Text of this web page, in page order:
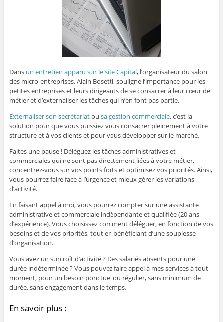
Dans un entretien apparu sur le site Capital, l’organisateur du salon
des micro-entreprises, Alain Bosetti, souligne l’importance pour les
petites entreprises et leurs dirigeants de se consacrer à leur cœur de
métier et d’externaliser les tâches qui n’en font pas partie.
Externaliser son secrétariatou sa gestion commerciale, c’est la
solution pour que vous puissiez vous consacrer pleinement à votre
structure et à vos clients et pour vous développer sur le marché.
Faites une pause ! Déléguez les tâches administratives et
commerciales qui ne sont pas directement liées à votre métier,
concentrez-vous sur vos points forts et optimisez vos priorités. Ainsi,
vous pourrez faire face à l’urgence et mieux gérer les variations
d’activité.
En faisant appel à moi, vous pourrez compter sur une assistante
administrative et commerciale indépendante et qualifiée (20 ans
d’expérience). Vous choisissez comment déléguer, en fonction de vos
besoins et de vos priorités, tout en bénéficiant d’une souplesse
d’organisation.
Vous avez un surcroît d’activité ? Des salariés absents pour une
durée indéterminée ? Vous pouvez faire appel à mes services à tout
moment, pour un besoin ponctuel ou régulier, sans minimum de
durée, sans engagement dans le temps.
En savoir plus :